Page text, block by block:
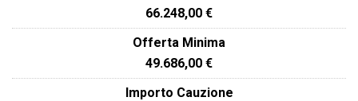
66.248,00 €
Offerta Minima
49.686,00 €
Importo Cauzione